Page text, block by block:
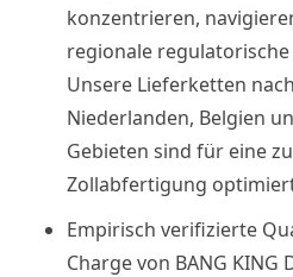
konzentrieren,
regionale
Unsere Lieferketten
Niederlanden, Belgien
Gebieten sind für eine
Zollabfertigung
Empirisch verifizierte
Charge von BANG KING